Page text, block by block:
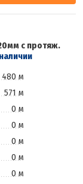
с протяж.
480 м
571 м
0 м
0 м
0 м
0 м
0 м